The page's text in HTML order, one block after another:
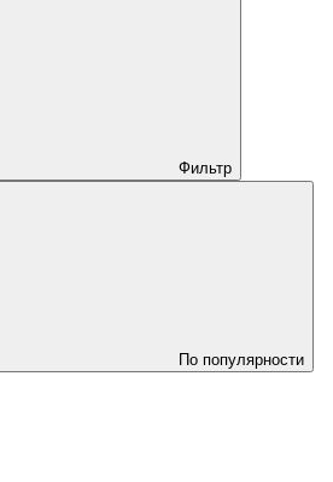
Фильтр
По популярности